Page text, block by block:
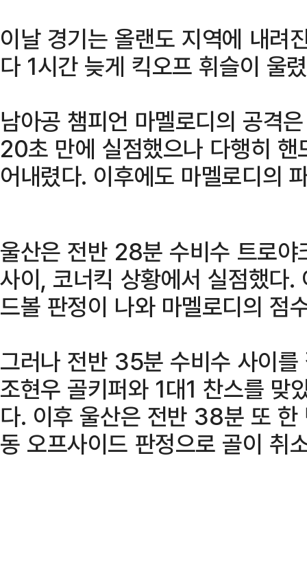
이날 경기는 올랜도 지역에 내려
다 1시간 늦게 킥오프 휘슬이 울
남아공 챔피언 마멜로디의 공격
20초 만에 실점했으나 다행히
어내렸다. 이후에도 마멜로디의
울산은 전반 28분 수비수 트로
사이, 코너킥 상황에서 실점했다
드볼 판정이 나와 마멜로디의 점
그러나 전반 35분 수비수 사이
조현우 골키퍼와 1대1 찬스를 맞
다. 이후 울산은 전반 38분 또 한
동 오프사이드 판정으로 골이 취